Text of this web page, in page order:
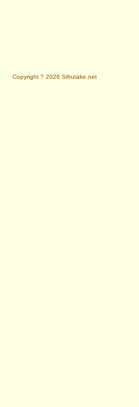
Copyright ? 2026 Sifrutake.net